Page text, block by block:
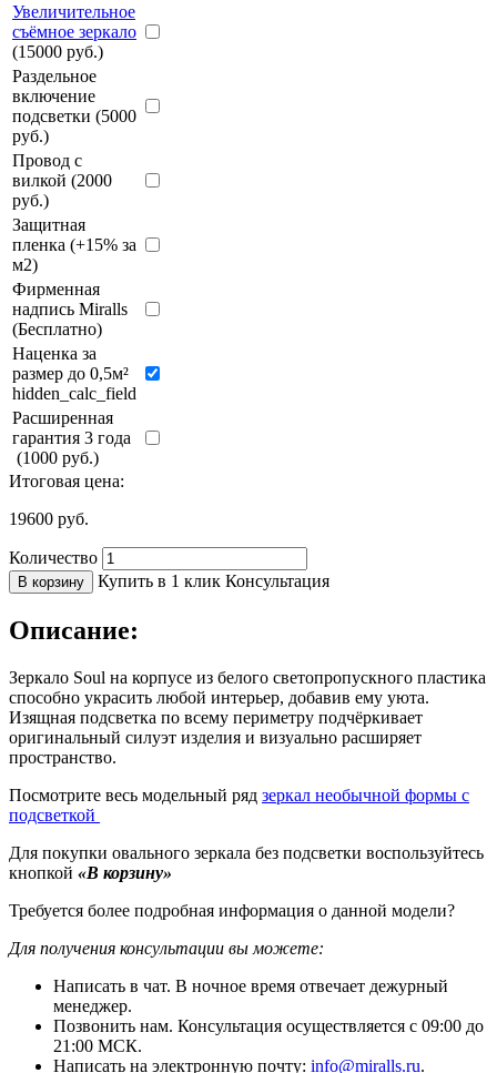
Увеличительное
съёмное зеркало
(15000 руб.)
Раздельное
включение
подсветки (5000
руб.)
Провод с
вилкой (2000
руб.)
Защитная
пленка (+15% за
м2)
Фирменная
надпись Miralls
(Бесплатно)
Наценка за
размер до 0,5м²
hidden_calc_field
Расширенная
гарантия 3 года
(1000 руб.)
Итоговая цена:
19600 руб.
Количество
В корзину Купить в 1 клик Консультация
Описание:
Зеркало Soul на корпусе из белого светопропускного пластика
способно украсить любой интерьер, добавив ему уюта.
Изящная подсветка по всему периметру подчёркивает
оригинальный силуэт изделия и визуально расширяет
пространство.
Посмотрите весь модельный ряд зеркал необычной формы с
подсветкой
Для покупки овального зеркала без подсветки воспользуйтесь
кнопкой «В корзину»
Требуется более подробная информация о данной модели?
Для получения консультации вы можете:
Написать в чат. В ночное время отвечает дежурный
менеджер.
Позвонить нам. Консультация осуществляется с 09:00 до
21:00 МСК.
Написать на электронную почту: info@miralls.ru.